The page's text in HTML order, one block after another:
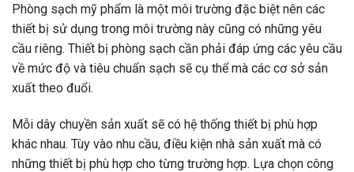
Phòng sạch mỹ phẩm là một môi trường đặc biệt nên các
thiết bị sử dụng trong môi trường này cũng có những yêu
cầu riêng. Thiết bị phòng sạch cần phải đáp ứng các yêu cầu
về mức độ và tiêu chuẩn sạch sẽ cụ thể mà các cơ sở sản
xuất theo đuổi.
Mỗi dây chuyền sản xuất sẽ có hệ thống thiết bị phù hợp
khác nhau. Tùy vào nhu cầu, điều kiện nhà sản xuất mà có
những thiết bị phù hợp cho từng trường hợp. Lựa chọn công